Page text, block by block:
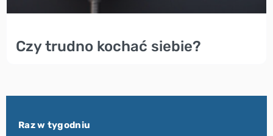
Czy trudno kochać siebie?
Raz w tygodniu